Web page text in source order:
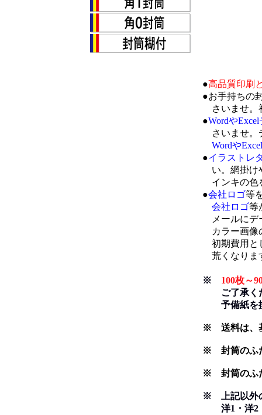
●高品質印刷
●お手持ちの
さいませ。
●Wordや
さいませ。
Wordや
●イラストレ
い。網掛け
インキの色
●会社ロゴ等
会社ロゴ等
メールにデ
カラー画像
初期費用と
荒くなりま
※ 100枚～
ご了承くだ
予備紙を換
※ 送料は、
※ 封筒のふ
※ 封筒のふた
※ 上記以外
洋1・洋2・